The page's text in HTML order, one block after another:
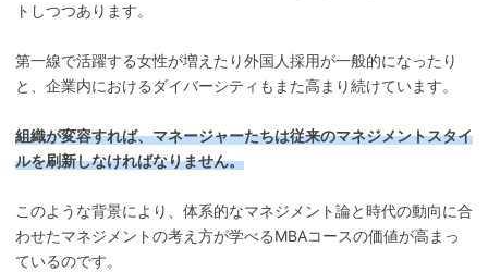
トしつつあります。
第一線で活躍する女性が増えたり外国人採用が一般的になったり
と、企業内におけるダイバーシティもまた高まり続けています。
組織が変容すれば、マネージャーたちは従来のマネジメントスタイ
ルを刷新しなければなりません。
このような背景により、体系的なマネジメント論と時代の動向に合
わせたマネジメントの考え方が学べるMBAコースの価値が高まっ
ているのです。